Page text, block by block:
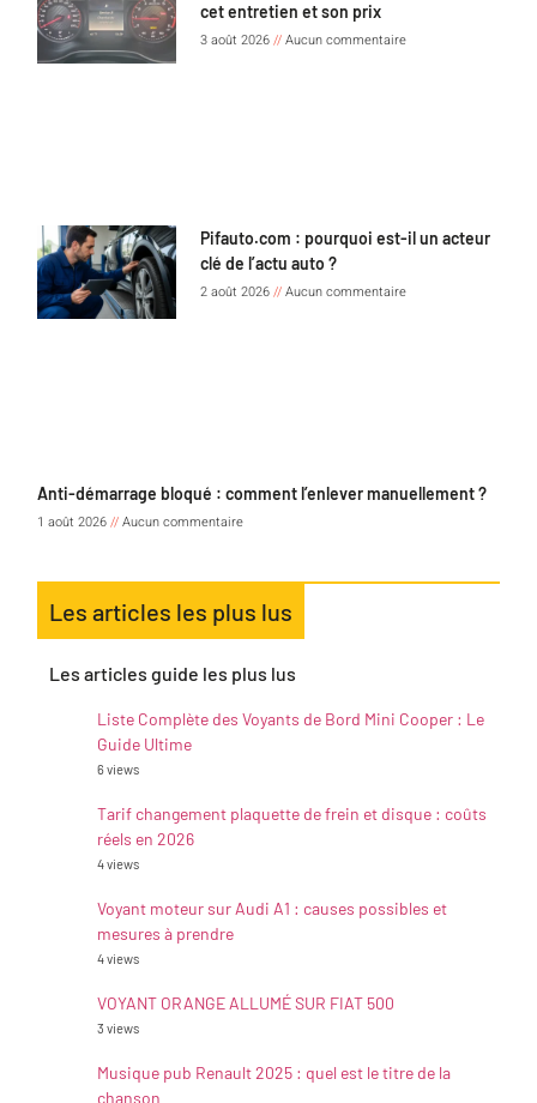
cet entretien et son prix
3 août 2026 Aucun commentaire
Pifauto.com : pourquoi est-il un acteur
clé de l’actu auto ?
2 août 2026 Aucun commentaire
Anti-démarrage bloqué : comment l’enlever manuellement ?
1 août 2026
Aucun commentaire
Les articles les plus lus
Les articles guide les plus lus
Liste Complète des Voyants de Bord Mini Cooper : Le
Guide Ultime
6 views
Tarif changement plaquette de frein et disque : coûts
réels en 2026
4 views
Voyant moteur sur Audi A1 : causes possibles et
mesures à prendre
4 views
VOYANT ORANGE ALLUMÉ SUR FIAT 500
3 views
Musique pub Renault 2025 : quel est le titre de la
chanson